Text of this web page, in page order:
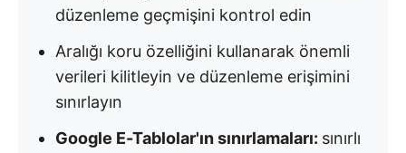
düzenleme geçmişini kontrol edin
Aralığı koru özelliğini kullanarak önemli
verileri kilitleyin ve düzenleme erişimini
sınırlayın
Google E-Tablolar'ın sınırlamaları: sınırlı